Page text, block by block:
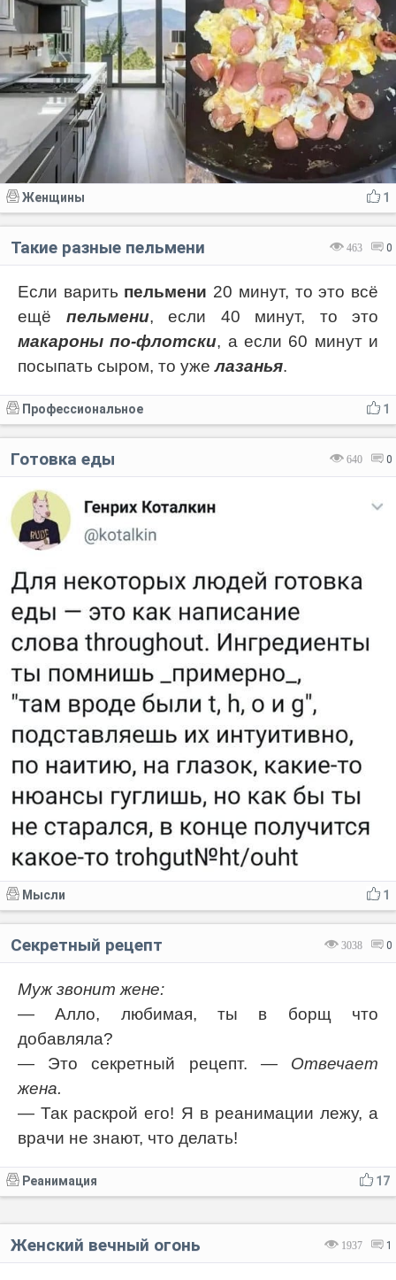
1
Женщины
463 0
Такие разные пельмени
Если варить пельмени 20 минут, то это всё
ещё пельмени, если 40 минут, то это
макароны по-флотски, а если 60 минут и
посыпать сыром, то ужелазанья.
1
Профессиональное
640 0
Готовка еды
1
Мысли
3038 0
Секретный рецепт
Муж звонит жене:
— Алло, любимая, ты в борщ что
добавляла?
— Это секретный рецепт. — Отвечает
жена.
— Так раскрой его! Я в реанимации лежу, а
врачи не знают, что делать!
17
Реанимация
1937 1
Женский вечный огонь